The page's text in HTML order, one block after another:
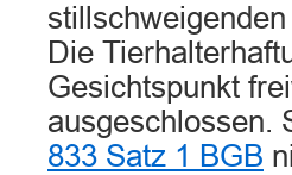
Die
Gesichtspunkt
ausgeschlossen.
833 Satz 1 BGB